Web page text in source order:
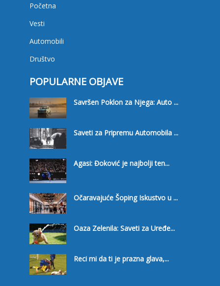
Početna
Vesti
Automobili
Društvo
POPULARNE OBJAVE
Savršen Poklon za Njega: Auto ...
Saveti za Pripremu Automobila ...
Agasi: Đoković je najbolji ten...
Očaravajuće Šoping Iskustvo u ...
Oaza Zelenila: Saveti za Uređe...
Reci mi da ti je prazna glava,...